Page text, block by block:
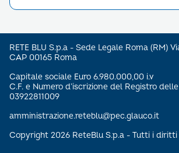
RETE BLU S.p.a - Sede Legale Roma (RM)
CAP 00165 Roma
Capitale sociale Euro 6.980.000,00 i.v
C.F. e Numero d’iscrizione del Registro
03922811009
amministrazione.reteblu@pec.glauco.it
Copyright 2026 ReteBlu S.p.a - Tutti i